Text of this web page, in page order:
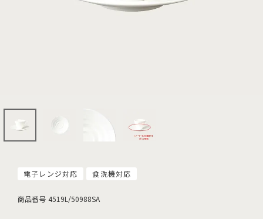
電子レンジ対応 食洗機対応
商品番号 4519L/50988SA